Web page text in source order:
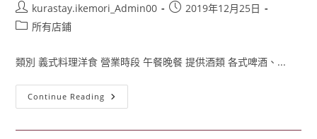
kurastay.ikemori_Admin00
2019年12月25日
所有店鋪
類別 義式料理洋食 營業時段 午餐晚餐 提供酒類 各式啤酒、...
Continue Reading